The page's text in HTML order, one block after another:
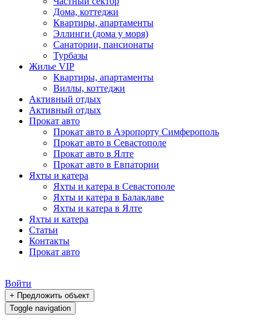
Дома, коттеджи
Квартиры, апартаменты
Эллинги (дома у моря)
Санатории, пансионаты
Турбазы
Жилье VIP
Квартиры, апартаменты
Виллы, коттеджи
Активный отдых
Активный отдых
Прокат авто
Прокат авто в Аэропорту Симферополь
Прокат авто в Севастополе
Прокат авто в Ялте
Прокат авто в Евпатории
Яхты и катера
Яхты и катера в Севастополе
Яхты и катера в Балаклаве
Яхты и катера в Ялте
Яхты и катера
Статьи
Контакты
Прокат авто
Войти
+ Предложить объект
Toggle navigation